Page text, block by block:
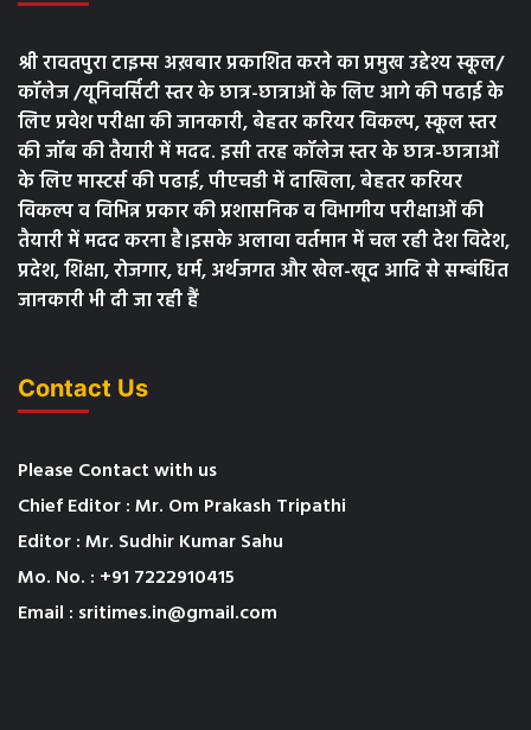
श्री रावतपुरा टाइम्स अख़बार प्रकाशित करने का प्रमुख उद्देश्य स्कूल/
कॉलेज /यूनिवर्सिटी स्तर के छात्र-छात्राओं के लिए आगे की पढाई के
लिए प्रवेश परीक्षा की जानकारी, बेहतर करियर विकल्प, स्कूल स्तर
की जॉब की तैयारी में मदद. इसी तरह कॉलेज स्तर के छात्र-छात्राओं
के लिए मास्टर्स की पढाई, पीएचडी में दाखिला, बेहतर करियर
विकल्प व विभिन्न प्रकार की प्रशासनिक व विभागीय परीक्षाओं की
तैयारी में मदद करना है।इसके अलावा वर्तमान में चल रही देश विदेश,
प्रदेश, शिक्षा, रोजगार, धर्म, अर्थजगत और खेल-खूद आदि से सम्बंधित
जानकारी भी दी जा रही हैं
Contact Us
Please Contact with us
Chief Editor : Mr. Om Prakash Tripathi
Editor : Mr. Sudhir Kumar Sahu
Mo. No. : +91 7222910415
Email : sritimes.in@gmail.com